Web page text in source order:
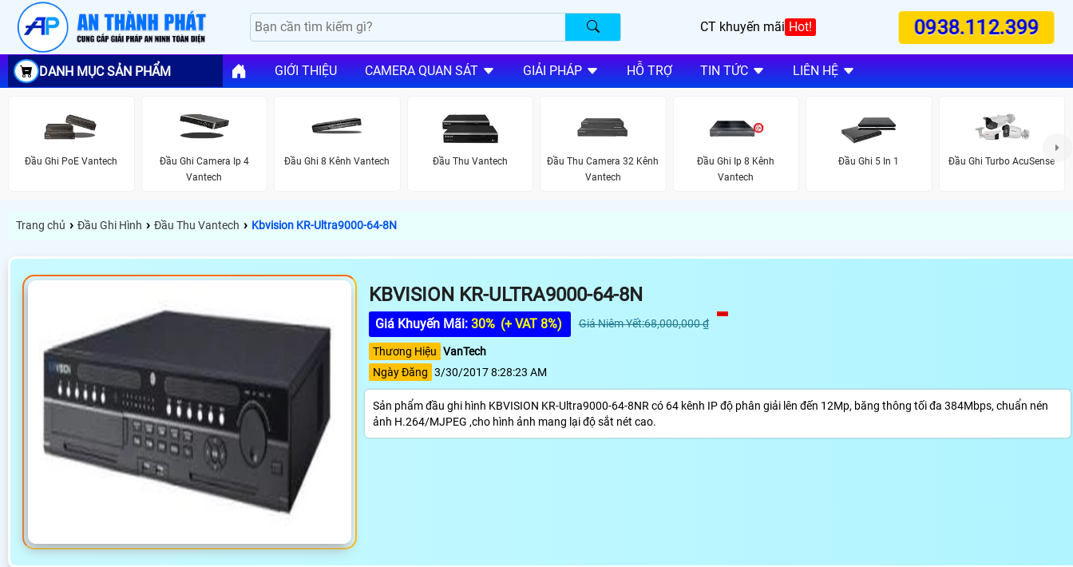
CT khuyến mãi Hot! 0938.112.399
DANH MỤC SẢN PHẨM GIỚI THIỆU CAMERA QUAN SÁT GIẢI PHÁP HỖ TRỢ TIN TỨC LIÊN HỆ
Đầu Ghi PoE Vantech
Đầu Ghi Camera Ip 4
Vantech
Đầu Ghi 8 Kênh Vantech Đầu Thu Vantech
Đầu Thu Camera 32 Kênh
Vantech
Đầu Ghi Ip 8 Kênh
Vantech
Đầu Ghi 5 In 1 Đầu Ghi Turbo AcuSense
Trang chủ › Đầu Ghi Hình › Đầu Thu Vantech › Kbvision KR-Ultra9000-64-8N
KBVISION KR-ULTRA9000-64-8N
Giá Khuyến Mãi: 30% (+ VAT 8%) Giá Niêm Yết:68,000,000 ₫
Thương Hiệu VanTech
Ngày Đăng 3/30/2017 8:28:23 AM
Sản phẩm đầu ghi hình KBVISION KR-Ultra9000-64-8NR có 64 kênh IP độ phân giải lên đến 12Mp, băng thông tối đa 384Mbps, chuẩn nén
ảnh H.264/MJPEG ,cho hình ảnh mang lại độ sắt nét cao.